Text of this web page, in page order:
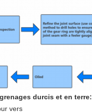
durcis et en terre:
vers